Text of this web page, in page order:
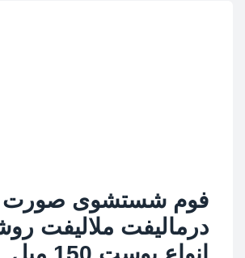
فوم شستشوی صورت
درمالیفت ملالیفت